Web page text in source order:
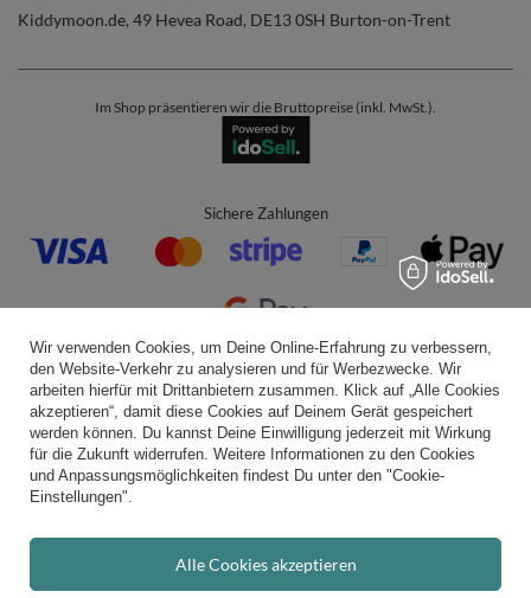
Kiddymoon.de, 49 Hevea Road, DE13 0SH Burton-on-Trent
Im Shop präsentieren wir die Bruttopreise (inkl. MwSt.).
Sichere Zahlungen
Bequeme Lieferung
Du kannst uns vertrauen
Folge uns:
Wir verwenden Cookies, um Deine Online-Erfahrung zu verbessern,
den Website-Verkehr zu analysieren und für Werbezwecke. Wir
arbeiten hierfür mit Drittanbietern zusammen. Klick auf „Alle Cookies
akzeptieren“, damit diese Cookies auf Deinem Gerät gespeichert
werden können. Du kannst Deine Einwilligung jederzeit mit Wirkung
für die Zukunft widerrufen. Weitere Informationen zu den Cookies
und Anpassungsmöglichkeiten findest Du unter den "Cookie-
Einstellungen".
Alle Cookies akzeptieren